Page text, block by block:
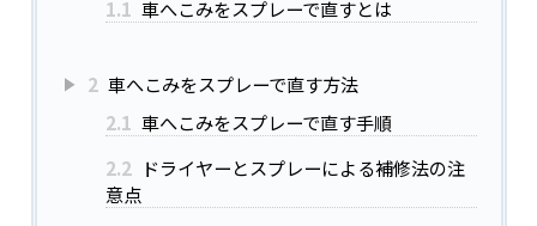
1.1 車へこみをスプレーで直すとは
2 車へこみをスプレーで直す方法
2.1 車へこみをスプレーで直す手順
2.2 ドライヤーとスプレーによる補修法の注
意点